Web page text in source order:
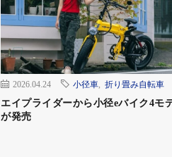
2026.04.24 小径車 折り畳み自転車
エイプライダーから小径eバイク4モ
が発売